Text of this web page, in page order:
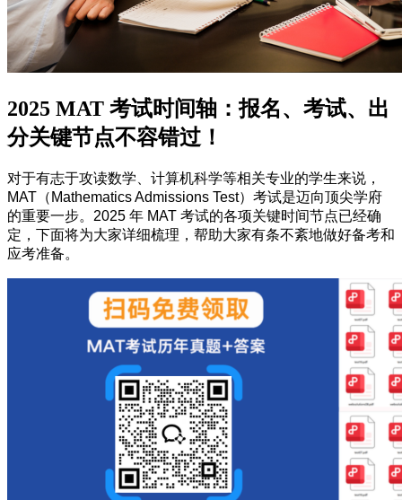
2025 MAT 考试时间轴：报名、考试、出
分关键节点不容错过！
对于有志于攻读数学、计算机科学等相关专业的学生来说，
MAT（Mathematics Admissions Test）考试是迈向顶尖学府
的重要一步。2025 年 MAT 考试的各项关键时间节点已经确
定，下面将为大家详细梳理，帮助大家有条不紊地做好备考和
应考准备。